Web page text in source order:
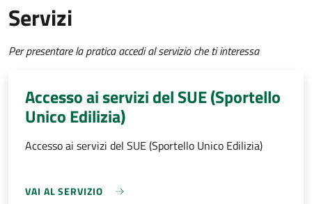
Servizi
Per presentare la pratica accedi al servizio che ti interessa
Accesso ai servizi del SUE (Sportello
Unico Edilizia)
Accesso ai servizi del SUE (Sportello Unico Edilizia)
VAI AL SERVIZIO